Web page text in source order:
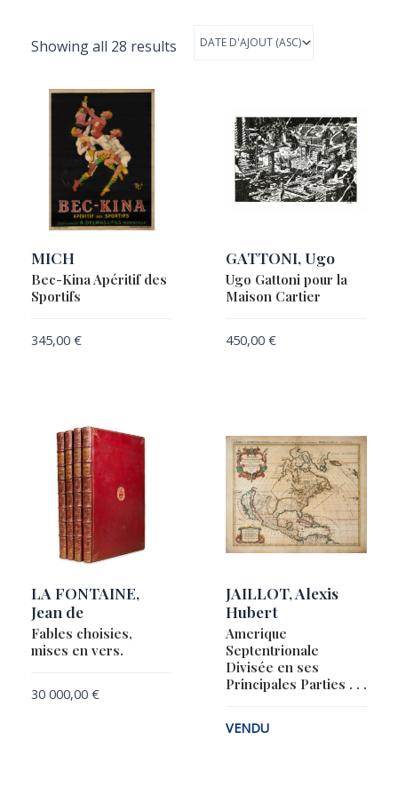
Showing all 28 results
MICH
Bec-Kina Apéritif des
Sportifs
345,00 €
GATTONI, Ugo
Ugo Gattoni pour la
Maison Cartier
450,00 €
LA FONTAINE,
Jean de
Fables choisies,
mises en vers.
30 000,00 €
JAILLOT, Alexis
Hubert
Amerique
Septentrionale
Divisée en ses
Principales Parties . . .
VENDU